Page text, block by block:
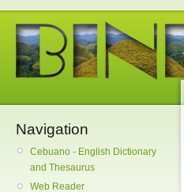
Navigation
Cebuano - English Dictionary
and Thesaurus
Web Reader